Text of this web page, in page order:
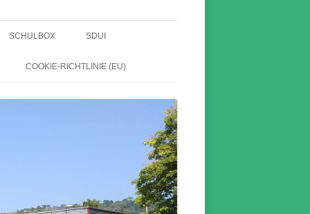
SCHULBOX SDUI
COOKIE-RICHTLINIE (EU)